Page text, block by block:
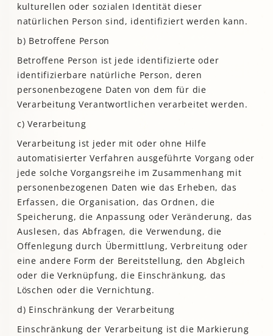
kulturellen oder sozialen Identität dieser
natürlichen Person sind, identifiziert werden kann.
b) Betroffene Person
Betroffene Person ist jede identifizierte oder
identifizierbare natürliche Person, deren
personenbezogene Daten von dem für die
Verarbeitung Verantwortlichen verarbeitet werden.
c) Verarbeitung
Verarbeitung ist jeder mit oder ohne Hilfe
automatisierter Verfahren ausgeführte Vorgang oder
jede solche Vorgangsreihe im Zusammenhang mit
personenbezogenen Daten wie das Erheben, das
Erfassen, die Organisation, das Ordnen, die
Speicherung, die Anpassung oder Veränderung, das
Auslesen, das Abfragen, die Verwendung, die
Offenlegung durch Übermittlung, Verbreitung oder
eine andere Form der Bereitstellung, den Abgleich
oder die Verknüpfung, die Einschränkung, das
Löschen oder die Vernichtung.
d) Einschränkung der Verarbeitung
Einschränkung der Verarbeitung ist die Markierung